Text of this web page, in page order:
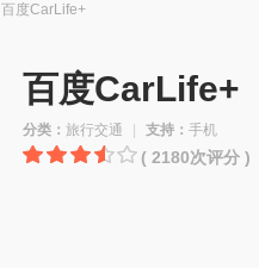
百度CarLife+
百度CarLife+
分类： 旅行交通 支持： 手机
( 2180次评分 )